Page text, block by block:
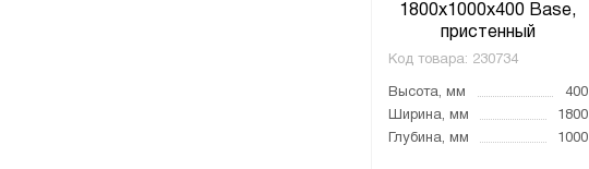
1800x1000x400 Base,
пристенный
Код товара: 230734
Высота, мм
400
Ширина, мм
1800
Глубина, мм
1000